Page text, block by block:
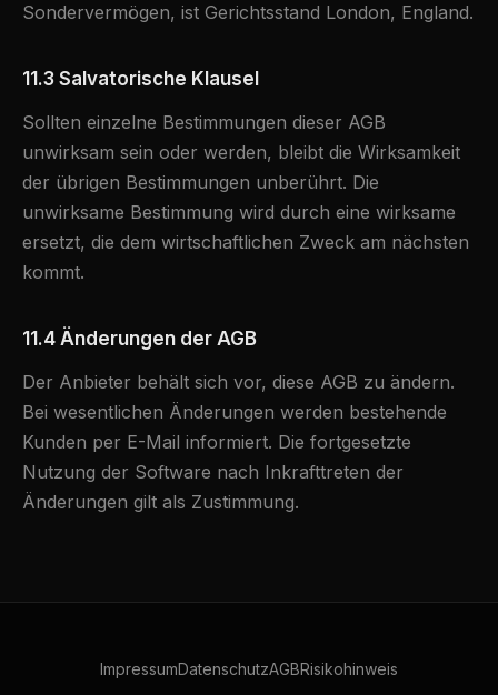
Sondervermögen, ist Gerichtsstand London, England.
11.3 Salvatorische Klausel
Sollten einzelne Bestimmungen dieser AGB
unwirksam sein oder werden, bleibt die Wirksamkeit
der übrigen Bestimmungen unberührt. Die
unwirksame Bestimmung wird durch eine wirksame
ersetzt, die dem wirtschaftlichen Zweck am nächsten
kommt.
11.4 Änderungen der AGB
Der Anbieter behält sich vor, diese AGB zu ändern.
Bei wesentlichen Änderungen werden bestehende
Kunden per E-Mail informiert. Die fortgesetzte
Nutzung der Software nach Inkrafttreten der
Änderungen gilt als Zustimmung.
ImpressumDatenschutzAGBRisikohinweis